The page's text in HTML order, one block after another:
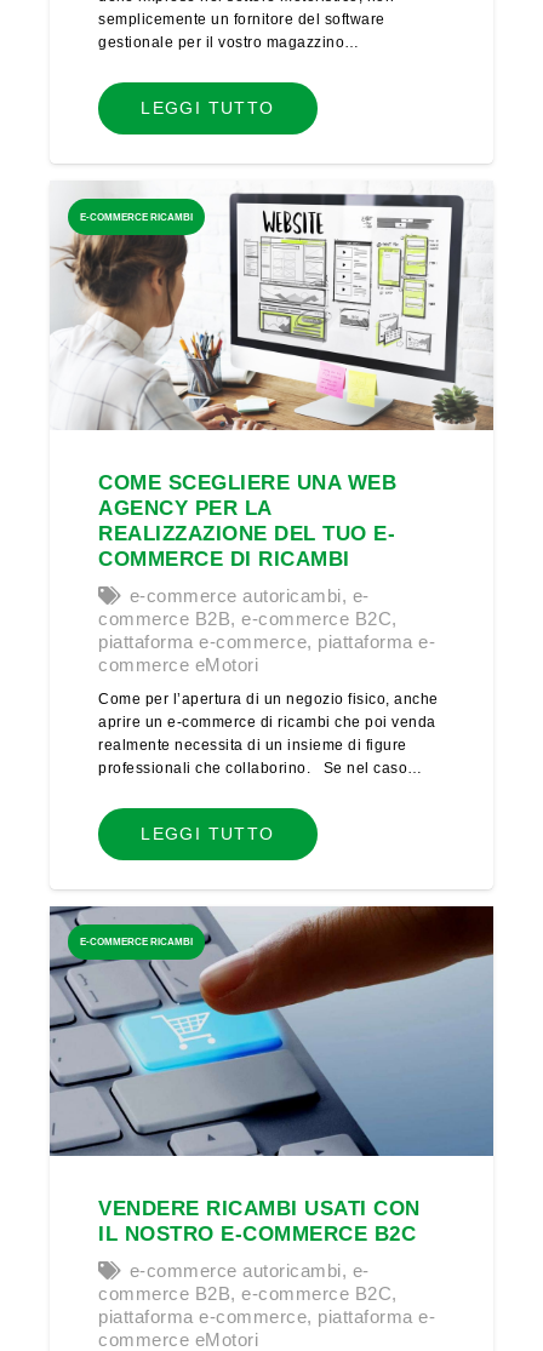
semplicemente un fornitore del software
gestionale per il vostro magazzino…
LEGGI TUTTO
E-COMMERCE RICAMBI
COME SCEGLIERE UNA WEB
AGENCY PER LA
REALIZZAZIONE DEL TUO E-
COMMERCE DI RICAMBI
e-commerce autoricambi, e-
commerce B2B,e-commerce B2C,
piattaforma e-commerce, piattaforma e-
commerce eMotori
Come per l’apertura di un negozio fisico, anche
aprire un e-commerce di ricambi che poi venda
realmente necessita di un insieme di figure
professionali che collaborino. Se nel caso…
LEGGI TUTTO
E-COMMERCE RICAMBI
VENDERE RICAMBI USATI CON
IL NOSTRO E-COMMERCE B2C
e-commerce autoricambi, e-
commerce B2B,e-commerce B2C,
piattaforma e-commerce, piattaforma e-
commerce eMotori